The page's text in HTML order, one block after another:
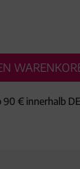
90 € innerhalb DE